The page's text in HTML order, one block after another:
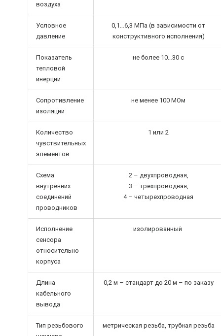
воздуха
Условное
давление
0,1…6,3 МПа (в зависимости от
конструктивного исполнения)
Показатель
тепловой
инерции
не более 10…30 с
Сопротивление
изоляции
не менее 100 МОм
Количество
чувствительных
элементов
1 или 2
Схема
внутренних
соединений
проводников
2 – двухпроводная,
3 – трехпроводная,
4 – четырехпроводная
Исполнение
сенсора
относительно
корпуса
изолированный
Длина
кабельного
вывода
0,2 м – стандарт до 20 м – по заказу
Тип резьбового
метрическая резьба, трубная резьба